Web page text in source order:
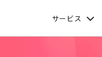
サービス